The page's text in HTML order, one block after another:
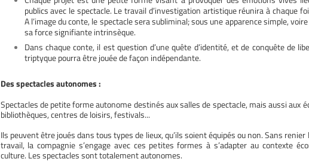
publics avec le spectacle. Le travail d’investigation artistique réunira à chaque
A l’image du conte, le spectacle sera subliminal; sous une apparence simple,
sa force signifiante intrinsèque.
Dans chaque conte, il est question d’une quête d’identité, et de conquête de
triptyque pourra être jouée de façon indépendante.
Des spectacles autonomes :
Spectacles de petite forme autonome destinés aux salles de spectacle, mais aussi aux
bibliothèques, centres de loisirs, festivals...
Ils peuvent être joués dans tous types de lieux, qu’ils soient équipés ou non. Sans
travail, la compagnie s’engage avec ces petites formes à s’adapter au contexte
culture. Les spectacles sont totalement autonomes.